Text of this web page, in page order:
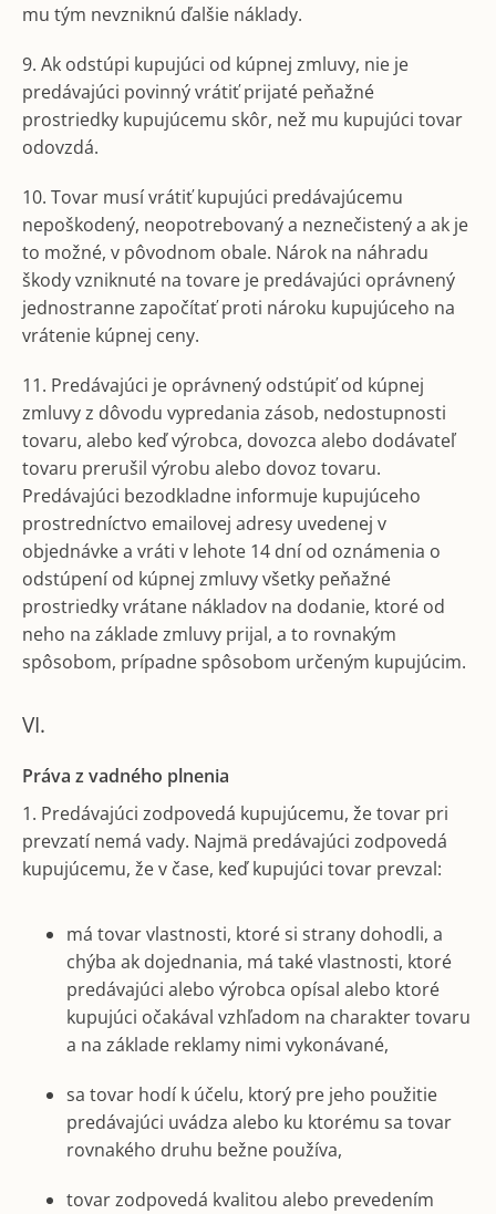
mu tým nevzniknú ďalšie náklady.
9. Ak odstúpi kupujúci od kúpnej zmluvy, nie je
predávajúci povinný vrátiť prijaté peňažné
prostriedky kupujúcemu skôr, než mu kupujúci tovar
odovzdá.
10. Tovar musí vrátiť kupujúci predávajúcemu
nepoškodený, neopotrebovaný a neznečistený a ak je
to možné, v pôvodnom obale. Nárok na náhradu
škody vzniknuté na tovare je predávajúci oprávnený
jednostranne započítať proti nároku kupujúceho na
vrátenie kúpnej ceny.
11. Predávajúci je oprávnený odstúpiť od kúpnej
zmluvy z dôvodu vypredania zásob, nedostupnosti
tovaru, alebo keď výrobca, dovozca alebo dodávateľ
tovaru prerušil výrobu alebo dovoz tovaru.
Predávajúci bezodkladne informuje kupujúceho
prostredníctvo emailovej adresy uvedenej v
objednávke a vráti v lehote 14 dní od oznámenia o
odstúpení od kúpnej zmluvy všetky peňažné
prostriedky vrátane nákladov na dodanie, ktoré od
neho na základe zmluvy prijal, a to rovnakým
spôsobom, prípadne spôsobom určeným kupujúcim.
VI.
Práva z vadného plnenia
1. Predávajúci zodpovedá kupujúcemu, že tovar pri
prevzatí nemá vady. Najmä predávajúci zodpovedá
kupujúcemu, že v čase, keď kupujúci tovar prevzal:
má tovar vlastnosti, ktoré si strany dohodli, a
chýba ak dojednania, má také vlastnosti, ktoré
predávajúci alebo výrobca opísal alebo ktoré
kupujúci očakával vzhľadom na charakter tovaru
a na základe reklamy nimi vykonávané,
sa tovar hodí k účelu, ktorý pre jeho použitie
predávajúci uvádza alebo ku ktorému sa tovar
rovnakého druhu bežne používa,
tovar zodpovedá kvalitou alebo prevedením